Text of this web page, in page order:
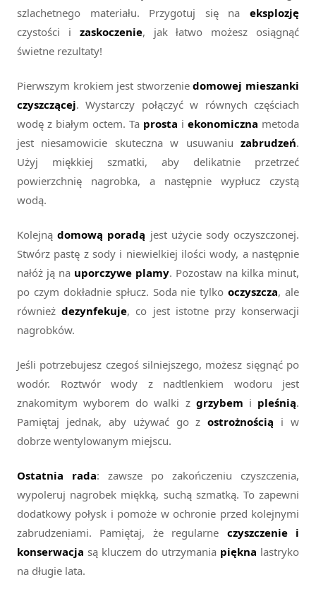
szlachetnego materiału. Przygotuj się na eksplozję
czystości i zaskoczenie, jak łatwo możesz osiągnąć
świetne rezultaty!
Pierwszym krokiem jest stworzeniedomowej mieszanki
czyszczącej. Wystarczy połączyć w równych częściach
wodę z białym octem. Ta prosta i ekonomiczna metoda
jest niesamowicie skuteczna w usuwaniu zabrudzeń.
Użyj miękkiej szmatki, aby delikatnie przetrzeć
powierzchnię nagrobka, a następnie wypłucz czystą
wodą.
Kolejnądomową poradą jest użycie sody oczyszczonej.
Stwórz pastę z sody i niewielkiej ilości wody, a następnie
nałóż ją na uporczywe plamy. Pozostaw na kilka minut,
po czym dokładnie spłucz. Soda nie tylkooczyszcza, ale
równieżdezynfekuje, co jest istotne przy konserwacji
nagrobków.
Jeśli potrzebujesz czegoś silniejszego, możesz sięgnąć po
wodór. Roztwór wody z nadtlenkiem wodoru jest
znakomitym wyborem do walki z grzybem i pleśnią.
Pamiętaj jednak, aby używać go zostrożnością i w
dobrze wentylowanym miejscu.
Ostatnia rada: zawsze po zakończeniu czyszczenia,
wypoleruj nagrobek miękką, suchą szmatką. To zapewni
dodatkowy połysk i pomoże w ochronie przed kolejnymi
zabrudzeniami. Pamiętaj, że regularne czyszczenie i
konserwacja są kluczem do utrzymania piękna lastryko
na długie lata.